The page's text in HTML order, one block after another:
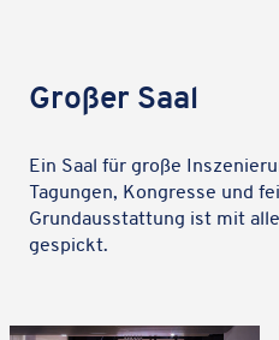
Leben in Hard
Aktiv in Hard
Veranstaltungen, Vereine & See
Großer Saal
Ein Saal für große
Tagun­gen, Kongresse und
Grund­aus­stat­tung ist mit
gespickt.